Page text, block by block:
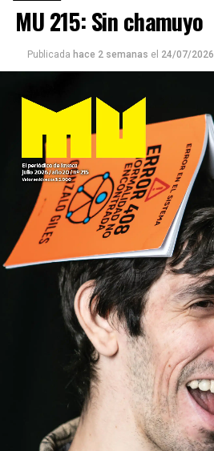
MU 215: Sin chamuyo
Publicada hace 2 semanas el 24/07/2026